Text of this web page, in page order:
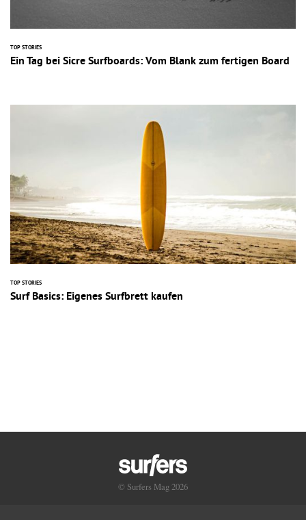
TOP STORIES
Ein Tag bei Sicre Surfboards: Vom Blank zum fertigen Board
TOP STORIES
Surf Basics: Eigenes Surfbrett kaufen
© Surfers Mag 2026